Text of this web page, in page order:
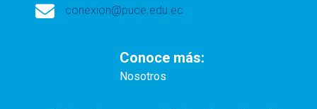
 conexion@puce.edu.ec
Conoce más:
Nosotros